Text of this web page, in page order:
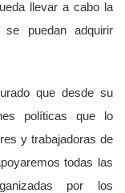
llevar a cabo la
se puedan adquirir
que desde su
políticas que lo
y trabajadoras de
todas las
por los